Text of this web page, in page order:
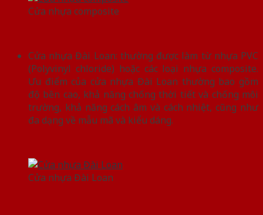
Cửa nhựa composite
Cửa nhựa Đài Loan: thường được làm từ nhựa PVC
(Polyvinyl chloride) hoặc các loại nhựa composite.
Ưu điểm của cửa nhựa Đài Loan thường bao gồm
độ bền cao, khả năng chống thời tiết và chống môi
trường, khả năng cách âm và cách nhiệt, cũng như
đa dạng về mẫu mã và kiểu dáng.
Cửa nhựa Đài Loan